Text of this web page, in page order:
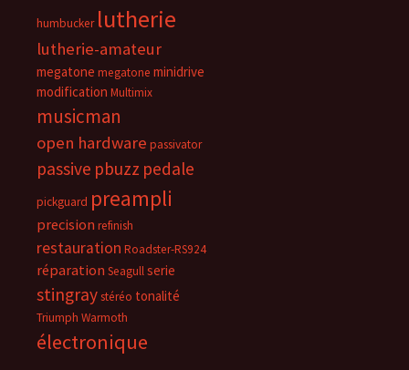
humbucker lutherie
lutherie-amateur
megatone megatone minidrive
modification Multimix
musicman
open hardware passivator
passive pbuzz pedale
pickguard preampli
precision refinish
restauration Roadster-RS924
réparation Seagullserie
stingraystéréo tonalité
Triumph Warmoth
électronique